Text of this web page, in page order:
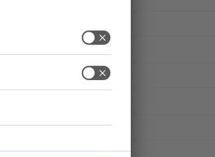
Panorama
Weitblick